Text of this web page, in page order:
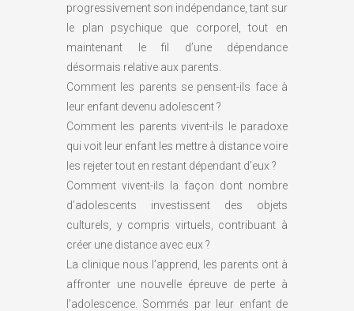
progressivement son indépendance, tant sur
le plan psychique que corporel, tout en
maintenant le fil d’une dépendance
désormais relative aux parents.
Comment les parents se pensent-ils face à
leur enfant devenu adolescent ?
Comment les parents vivent-ils le paradoxe
qui voit leur enfant les mettre à distance voire
les rejeter tout en restant dépendant d’eux ?
Comment vivent-ils la façon dont nombre
d’adolescents investissent des objets
culturels, y compris virtuels, contribuant à
créer une distance avec eux ?
La clinique nous l’apprend, les parents ont à
affronter une nouvelle épreuve de perte à
l’adolescence. Sommés par leur enfant de